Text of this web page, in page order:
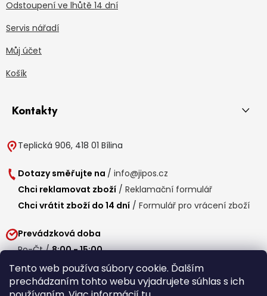
Tento web používa súbory cookie. Ďalším
prechádzaním tohto webu vyjadrujete súhlas s ich
Odstoupení ve lhůtě 14 dní
Servis nářadí
Můj účet
Košík
Kontakty
Teplická 906, 418 01 Bílina
Dotazy směřujte na / info@jipos.cz
Chci reklamovat zboží / Reklamační formulář
Chci vrátit zboží do 14 dní / Formulář pro vrácení zboží
Prevádzková doba
Po-Čt /8:00 - 15:00
Pá / 7:30 - 14:30
Obedňajšia prestávka /11:00 - 11:30